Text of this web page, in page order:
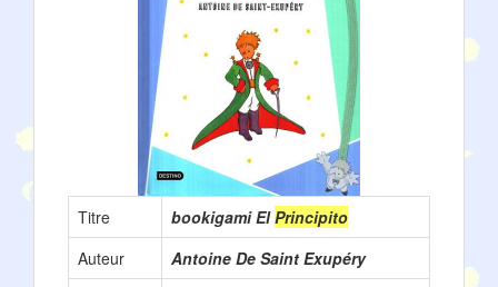
Titre bookigami ElPrincipito
Auteur
Antoine De Saint Exupéry